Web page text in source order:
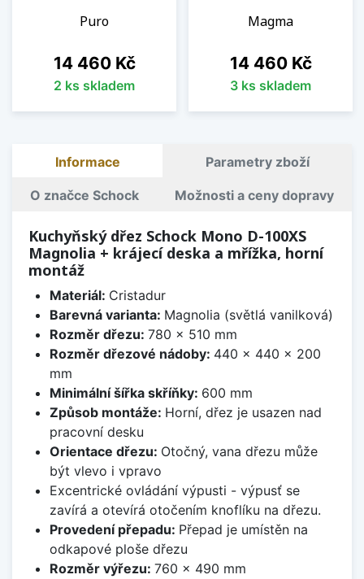
Puro
Cena
14 460 Kč
2 ks skladem
Magma
Cena
14 460 Kč
3 ks skladem
Informace Parametry zboží
O značce Schock Možnosti a ceny dopravy
Kuchyňský dřez Schock Mono D-100XS
Magnolia + krájecí deska a mřížka, horní
montáž
Materiál: Cristadur
Barevná varianta: Magnolia (světlá vanilková)
Rozměr dřezu: 780 x 510 mm
Rozměr dřezové nádoby: 440 x 440 x 200
mm
Minimální šířka skříňky: 600 mm
Způsob montáže: Horní, dřez je usazen nad
pracovní desku
Orientace dřezu: Otočný, vana dřezu může
být vlevo i vpravo
Excentrické ovládání výpusti - výpusť se
zavírá a otevírá otočením knoflíku na dřezu.
Provedení přepadu: Přepad je umístěn na
odkapové ploše dřezu
Rozměr výřezu: 760 x 490 mm